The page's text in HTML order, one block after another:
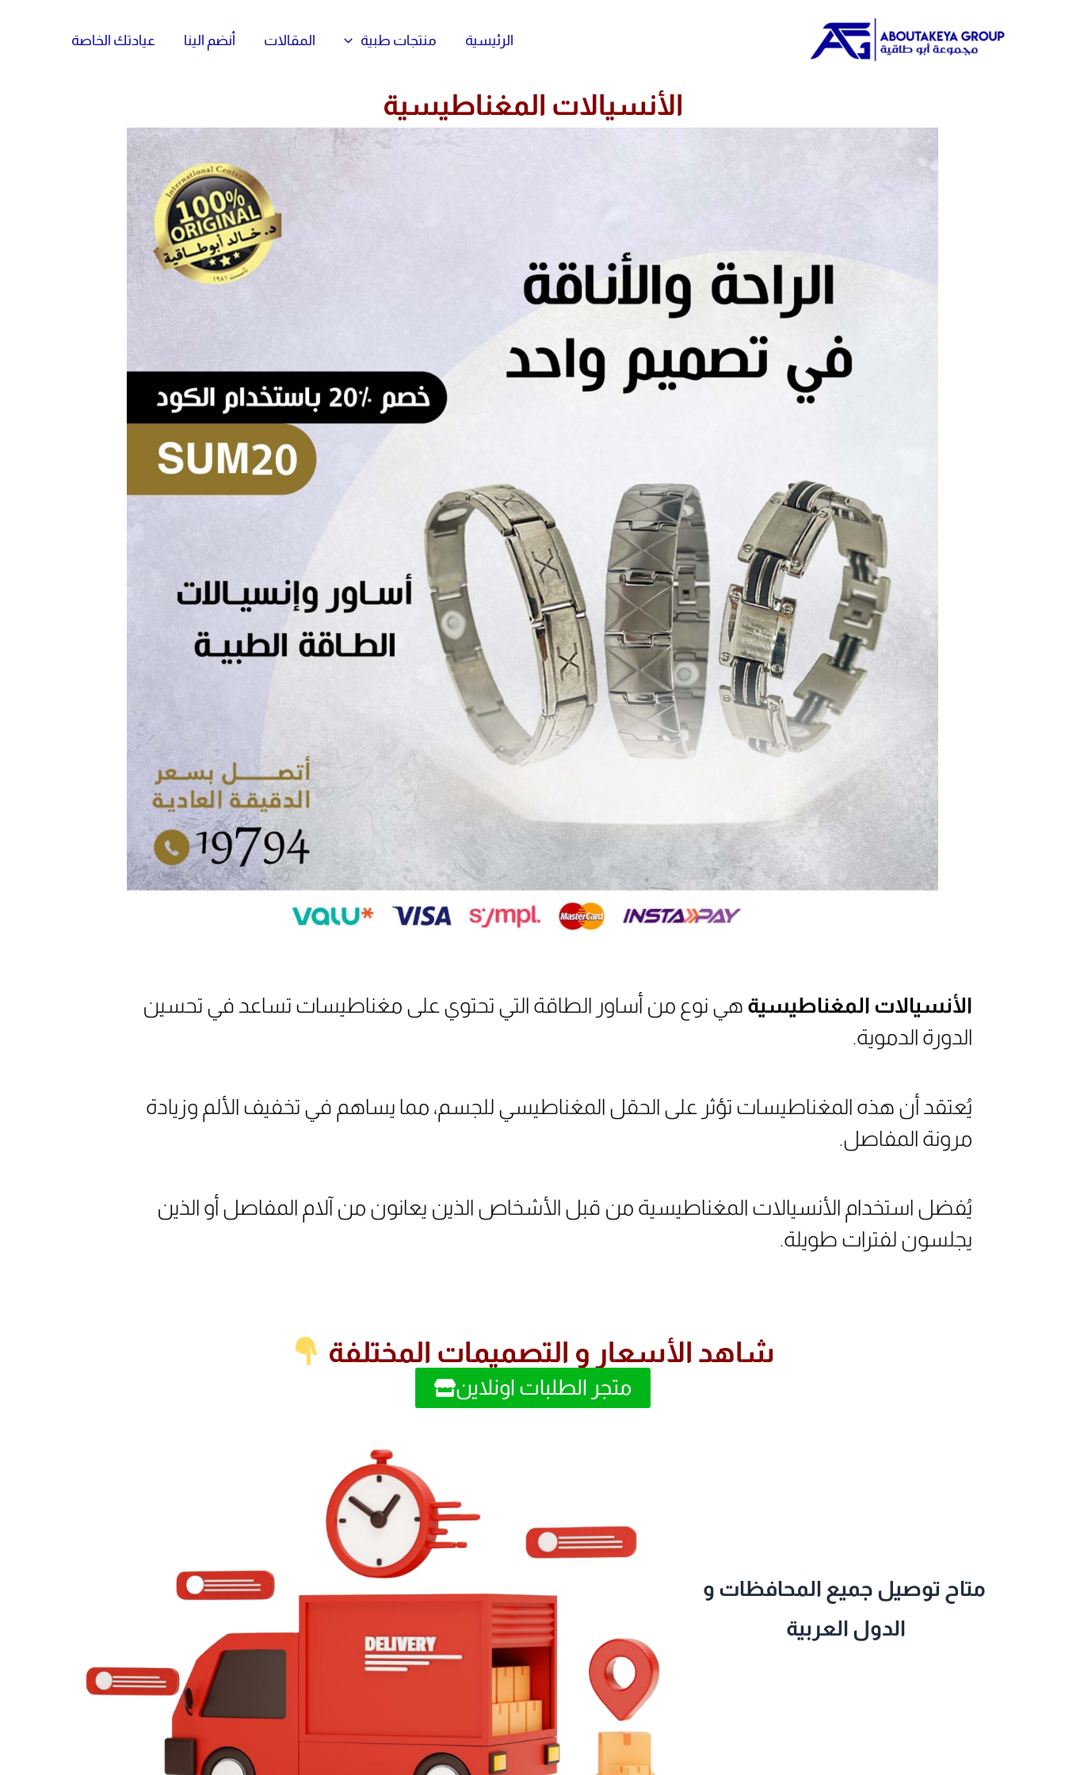
الرئيسية منتجات طبية المقالات أنضم الينا عيادتك الخاصة
الأنسيالات المغناطيسية
الأنسيالات المغناطيسية هي نوع من أساور الطاقة التي تحتوي على مغناطيسات تساعد في تحسين
الدورة الدموية.
يُعتقد أن هذه المغناطيسات تؤثر على الحقل المغناطيسي للجسم، مما يساهم في تخفيف الألم وزيادة
مرونة المفاصل.
يُفضل استخدام الأنسيالات المغناطيسية من قبل الأشخاص الذين يعانون من آلام المفاصل أو الذين
يجلسون لفترات طويلة.
شاهد الأسعار و التصميمات المختلفة
متجر الطلبات اونلاين
متاح توصيل جميع المحافظات و
الدول العربية